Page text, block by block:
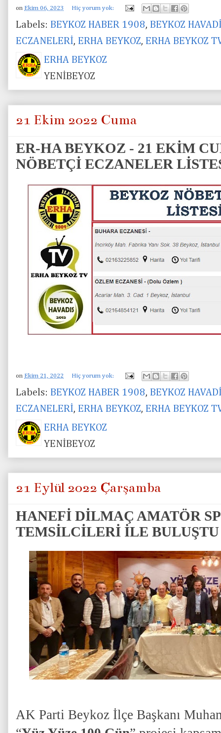
on Ekim 06, 2023 Hiç yorum yok:
Labels: BEYKOZ HABER 1908, BEYKOZ
ECZANELERİ, ERHA BEYKOZ, ERHA BEYKOZ
ERHA BEYKOZ
YENİBEYOZ
21 Ekim 2022 Cuma
ER-HA BEYKOZ - 21 EKİM
NÖBETÇİ ECZANELER
on Ekim 21, 2022 Hiç yorum yok:
Labels: BEYKOZ HABER 1908, BEYKOZ
ECZANELERİ, ERHA BEYKOZ, ERHA BEYKOZ
ERHA BEYKOZ
YENİBEYOZ
21 Eylül 2022 Çarşamba
HANEFİ DİLMAÇ AMATÖR
TEMSİLCİLERİ İLE BULUŞTU
AK Parti Beykoz İlçe Başkanı